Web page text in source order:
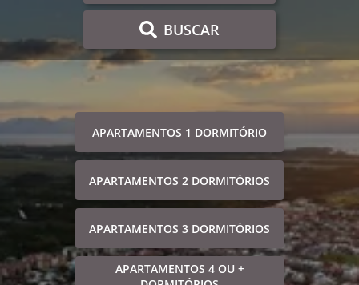
BUSCAR
APARTAMENTOS 1 DORMITÓRIO
APARTAMENTOS 2 DORMITÓRIOS
APARTAMENTOS 3 DORMITÓRIOS
APARTAMENTOS 4 OU +